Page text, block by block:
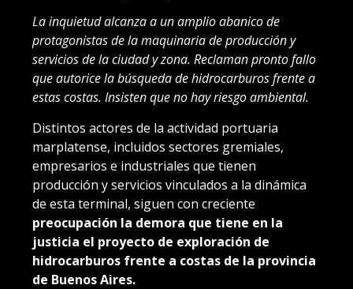
La inquietud alcanza a un amplio abanico de
protagonistas de la maquinaria de producción y
servicios de la ciudad y zona. Reclaman pronto fallo
que autorice la búsqueda de hidrocarburos frente a
estas costas. Insisten que no hay riesgo ambiental.
Distintos actores de la actividad portuaria
marplatense, incluidos sectores gremiales,
empresarios e industriales que tienen
producción y servicios vinculados a la dinámica
de esta terminal, siguen con creciente
preocupación la demora que tiene en la
justicia el proyecto de exploración de
hidrocarburos frente a costas de la provincia
de Buenos Aires.